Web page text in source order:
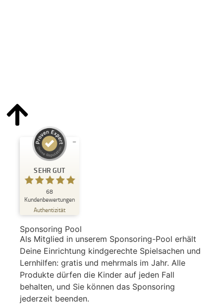
SEHR GUT
68
Kundenbewertungen
Authentizität
Kundenbewertungen und Erfahrungen zu
Blattwerk Media GmbH
SEHR GUT
4,81
/
5,00
68
Bewertungen auf ProvenExpert.com
Blick aufs ProvenExpert-Profil werfen
18.05.2026
Sponsoring Pool
Als Mitglied in unserem Sponsoring-Pool erhält
Deine Einrichtung kindgerechte Spielsachen und
Lernhilfen: gratis und mehrmals im Jahr. Alle
Produkte dürfen die Kinder auf jeden Fall
behalten, und Sie können das Sponsoring
jederzeit beenden.